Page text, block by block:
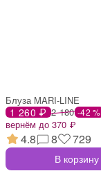
Блуза MARI-LINE
1 260 ₽ 2 180 -42 %
вернём до 370 ₽
4.8 8 729
В корзину